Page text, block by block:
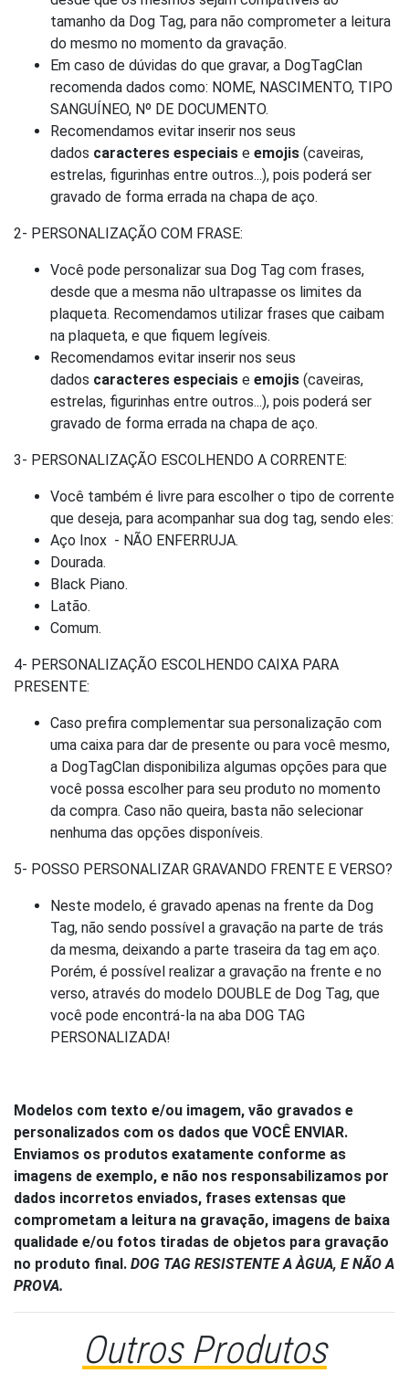
tamanho da Dog Tag, para não comprometer a leitura
do mesmo no momento da gravação.
Em caso de dúvidas do que gravar, a DogTagClan
recomenda dados como: NOME, NASCIMENTO, TIPO
SANGUÍNEO, Nº DE DOCUMENTO.
Recomendamos evitar inserir nos seus
dados caracteres especiais e emojis (caveiras,
estrelas, figurinhas entre outros...), pois poderá ser
gravado de forma errada na chapa de aço.
2- PERSONALIZAÇÃO COM FRASE:
Você pode personalizar sua Dog Tag com frases,
desde que a mesma não ultrapasse os limites da
plaqueta. Recomendamos utilizar frases que caibam
na plaqueta, e que fiquem legíveis.
Recomendamos evitar inserir nos seus
dados caracteres especiais e emojis (caveiras,
estrelas, figurinhas entre outros...), pois poderá ser
gravado de forma errada na chapa de aço.
3- PERSONALIZAÇÃO ESCOLHENDO A CORRENTE:
Você também é livre para escolher o tipo de corrente
que deseja, para acompanhar sua dog tag, sendo eles:
Aço Inox - NÃO ENFERRUJA.
Dourada.
Black Piano.
Latão.
Comum.
4- PERSONALIZAÇÃO ESCOLHENDO CAIXA PARA
PRESENTE:
Caso prefira complementar sua personalização com
uma caixa para dar de presente ou para você mesmo,
a DogTagClan disponibiliza algumas opções para que
você possa escolher para seu produto no momento
da compra. Caso não queira, basta não selecionar
nenhuma das opções disponíveis.
5- POSSO PERSONALIZAR GRAVANDO FRENTE E VERSO?
Neste modelo, é gravado apenas na frente da Dog
Tag, não sendo possível a gravação na parte de trás
da mesma, deixando a parte traseira da tag em aço.
Porém, é possível realizar a gravação na frente e no
verso, através do modelo DOUBLE de Dog Tag, que
você pode encontrá-la na aba DOG TAG
PERSONALIZADA!
Modelos com texto e/ou imagem, vão gravados e
personalizados com os dados que VOCÊ ENVIAR.
Enviamos os produtos exatamente conforme as
imagens de exemplo, e não nos responsabilizamos por
dados incorretos enviados, frases extensas que
comprometam a leitura na gravação, imagens de baixa
qualidade e/ou fotos tiradas de objetos para gravação
no produto final. DOG TAG RESISTENTE A ÀGUA, E NÃO A
PROVA.
Outros Produtos